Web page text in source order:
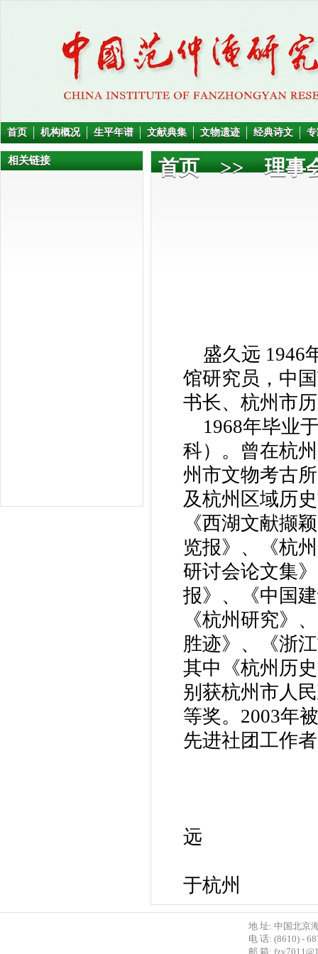
首页 机构概况 生平年谱 文献典集 文物遗迹 经典诗文
相关链接 首页>>理事
盛久远 1946
馆研究员，中
书长、杭州市
1968年毕业
科）。曾在杭
州市文物考古
及杭州区域历
《西湖文献撷
览报》、《杭
研讨会论文集
报》、《中国
《杭州研究》
胜迹》、《浙
其中《杭州历
别获杭州市人
等奖。2003年
先进社团工作
远
于杭州
地 址: 中国北京
电 话: (8610) -
邮 箱: